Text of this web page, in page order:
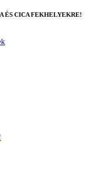
ÉS CICA FEKHELYEKRE!